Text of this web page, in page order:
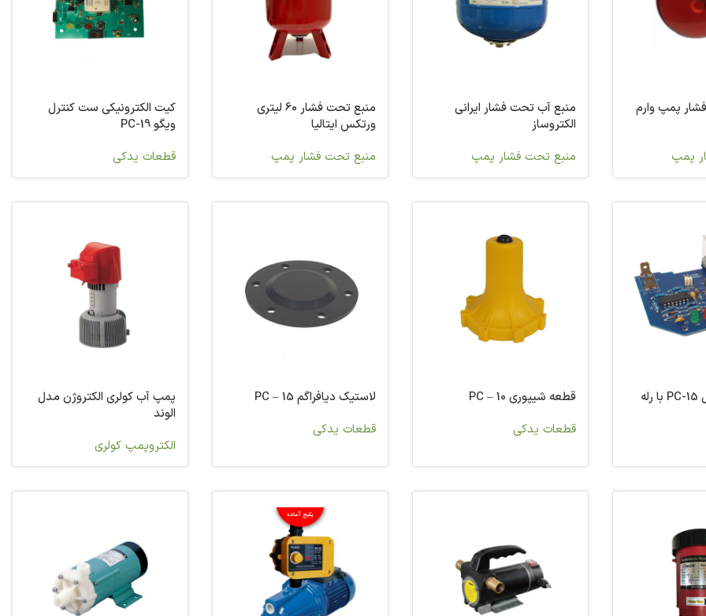
پمپ وارم
پمپ
منبع آب تحت فشار ایرانی
الکتروساز
منبع تحت فشار پمپ
منبع تحت فشار 60 لیتری
ورتکس ایتالیا
منبع تحت فشار پمپ
کیت الکترونیکی ست کنترل
ویگو PC-19
قطعات یدکی
کیت ست کنترل PC-15 با رله
قطعه شیپوری PC – 10
قطعات یدکی
لاستیک دیافراگم PC – 15
قطعات یدکی
پمپ آب کولری الکتروژن مدل
الوند
الکتروپمپ کولری